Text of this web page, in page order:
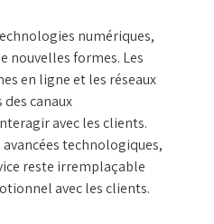
numériques,
nouvelles formes. Les
en ligne et les réseaux
canaux
avec les clients.
technologiques,
reste irremplaçable
avec les clients.